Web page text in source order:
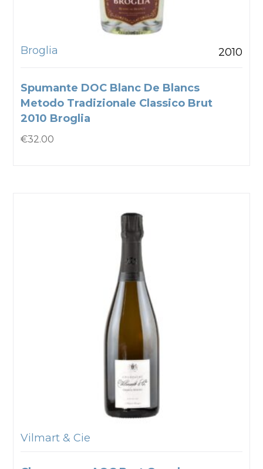
Broglia 2010
Spumante DOC Blanc De Blancs
Metodo Tradizionale Classico Brut
2010 Broglia
€32.00
Vilmart & Cie